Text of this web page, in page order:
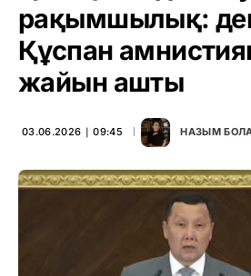
рақымшылық:
Құспан
жайын ашты
03.06.2026 ∣ 09:45 НАЗЫМ